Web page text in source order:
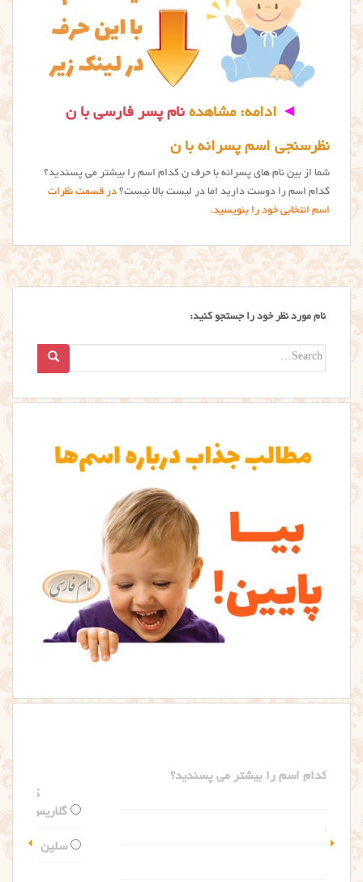
◄ ادامه: مشاهده نام پسر فارسی با ن
نظرسنجی اسم پسرانه با ن
شما از بین نام های پسرانه با حرف ن کدام اسم را بیشتر می پسندید؟
کدام اسم را دوست دارید اما در لیست بالا نیست؟ در قسمت نظرات
اسم انتخابی خود را بنویسید.
نام مورد نظر خود را جستجو کنید:
Search